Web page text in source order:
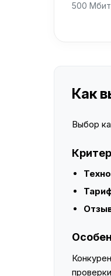
500
Как
Выбор